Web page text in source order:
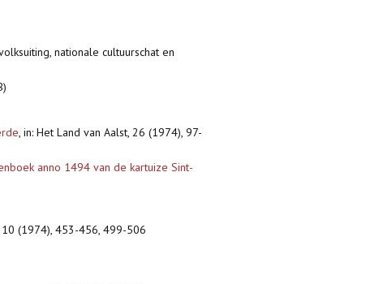
nationale cultuurschat en
, in: Het Land van Aalst, 26 (1974), 97-
anno 1494 van de kartuize Sint-
10 (1974), 453-456, 499-506